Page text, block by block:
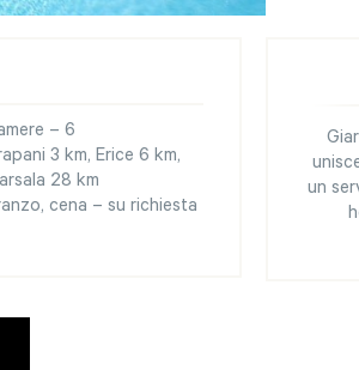
– 6
3 km, Erice 6 km,
28 km
cena – su richiesta
un